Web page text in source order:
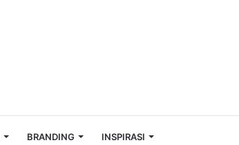
BRANDING INSPIRASI